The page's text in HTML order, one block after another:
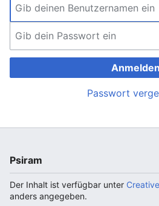
Anmelden
Passwort
Psiram
Der Inhalt ist verfügbar unter
anders angegeben.